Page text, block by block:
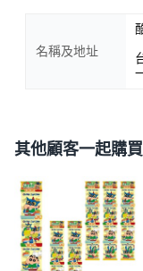
名稱及地址
其他顧客一起購